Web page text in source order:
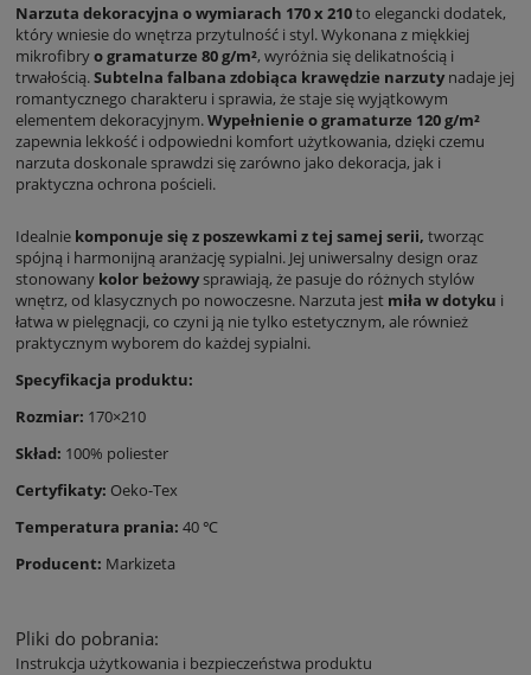
Narzuta dekoracyjna o wymiarach 170 x 210to elegancki dodatek,
który wniesie do wnętrza przytulność i styl. Wykonana z miękkiej
mikrofibryo gramaturze 80 g/m², wyróżnia się delikatnością i
trwałością. Subtelna falbana zdobiąca krawędzie narzuty nadaje jej
romantycznego charakteru i sprawia, że staje się wyjątkowym
elementem dekoracyjnym. Wypełnienie o gramaturze 120 g/m²
zapewnia lekkość i odpowiedni komfort użytkowania, dzięki czemu
narzuta doskonale sprawdzi się zarówno jako dekoracja, jak i
praktyczna ochrona pościeli.
Idealnie komponuje się z poszewkami z tej samej serii, tworząc
spójną i harmonijną aranżację sypialni. Jej uniwersalny design oraz
stonowany kolor beżowysprawiają, że pasuje do różnych stylów
wnętrz, od klasycznych po nowoczesne. Narzuta jest miła w dotyku i
łatwa w pielęgnacji, co czyni ją nie tylko estetycznym, ale również
praktycznym wyborem do każdej sypialni.
Specyfikacja produktu:
Rozmiar: 170×210
Skład: 100% poliester
Certyfikaty: Oeko-Tex
Temperatura prania: 40 ℃
Producent: Markizeta
Pliki do pobrania:
Instrukcja użytkowania i bezpieczeństwa produktu